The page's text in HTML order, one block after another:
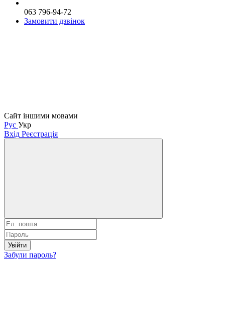
063 796-94-72
Замовити дзвінок
Сайт іншими мовами
Рус Укр
Вхід Реєстрація
Увійти
Забули пароль?